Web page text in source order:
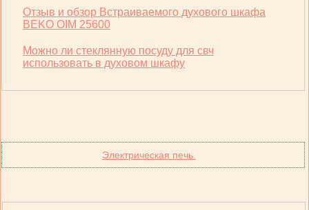
Отзыв и обзор Встраиваемого духового шкафа
BEKO OIM 25600
Можно ли стеклянную посуду для свч
использовать в духовом шкафу
Электрическая печь